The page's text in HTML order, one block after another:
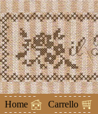
Home Carrello